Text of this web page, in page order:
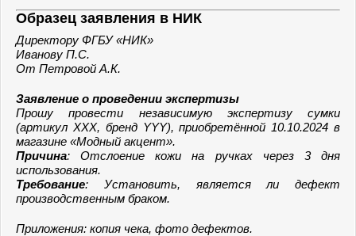
Образец заявления в НИК
Директору ФГБУ «НИК»
Иванову П.С.
От Петровой А.К.
Заявление о проведении экспертизы
Прошу провести независимую экспертизу сумки
(артикул ХХХ, бренд YYY), приобретённой 10.10.2024 в
магазине «Модный акцент».
Причина: Отслоение кожи на ручках через 3 дня
использования.
Требование: Установить, является ли дефект
производственным браком.
Приложения: копия чека, фото дефектов.